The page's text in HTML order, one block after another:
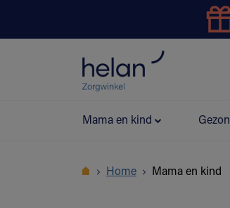
Mama en kind
Home Mama en kind